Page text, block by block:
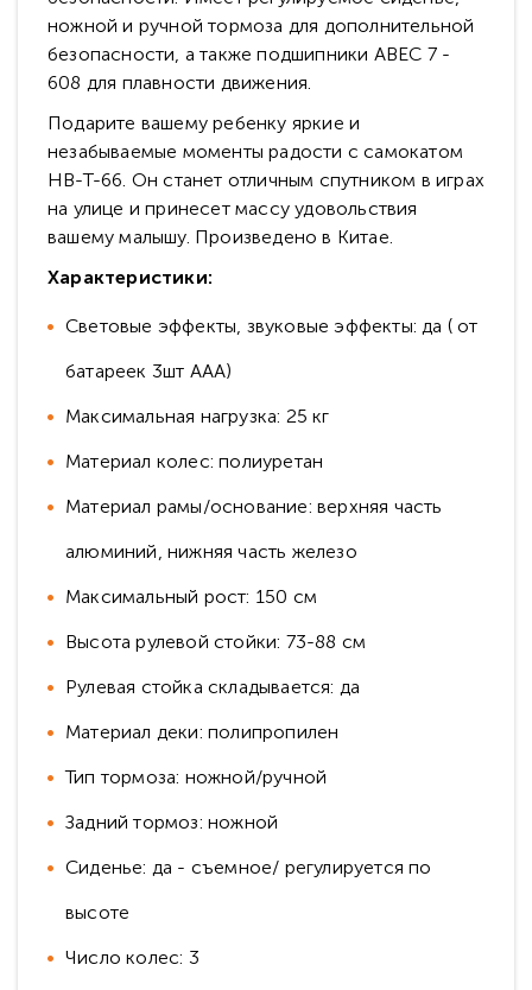
ножной и ручной тормоза для дополнительной
безопасности, а также подшипники ABEC 7 -
608 для плавности движения.
Подарите вашему ребенку яркие и
незабываемые моменты радости с самокатом
HB-T-66. Он станет отличным спутником в играх
на улице и принесет массу удовольствия
вашему малышу. Произведено в Китае.
Характеристики:
Световые эффекты, звуковые эффекты: да ( от
батареек 3шт ААА)
Максимальная нагрузка: 25 кг
Материал колес: полиуретан
Материал рамы/основание: верхняя часть
алюминий, нижняя часть железо
Максимальный рост: 150 см
Высота рулевой стойки: 73-88 см
Рулевая стойка складывается: да
Материал деки: полипропилен
Тип тормоза: ножной/ручной
Задний тормоз: ножной
Сиденье: да - съемное/ регулируется по
высоте
Число колес: 3